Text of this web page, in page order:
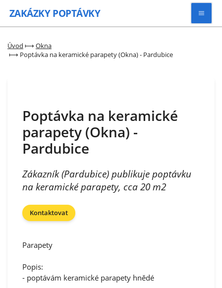
ZAKÁZKY POPTÁVKY
Zaregistrovat se
Úvod ⟼ Okna
⟼ Poptávka na keramické parapety (Okna) - Pardubice
Poptávka na keramické
parapety (Okna) -
Pardubice
Zákazník (Pardubice) publikuje poptávku
na keramické parapety, cca 20 m2
Kontaktovat
Parapety
Popis:
- poptávám keramické parapety hnědé